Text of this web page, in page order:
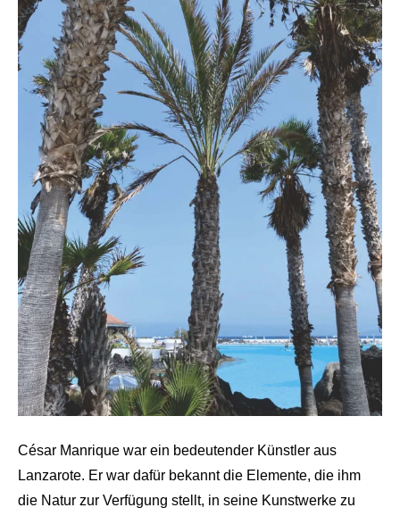
César Manrique war ein bedeutender Künstler aus
Lanzarote. Er war dafür bekannt die Elemente, die ihm
die Natur zur Verfügung stellt, in seine Kunstwerke zu